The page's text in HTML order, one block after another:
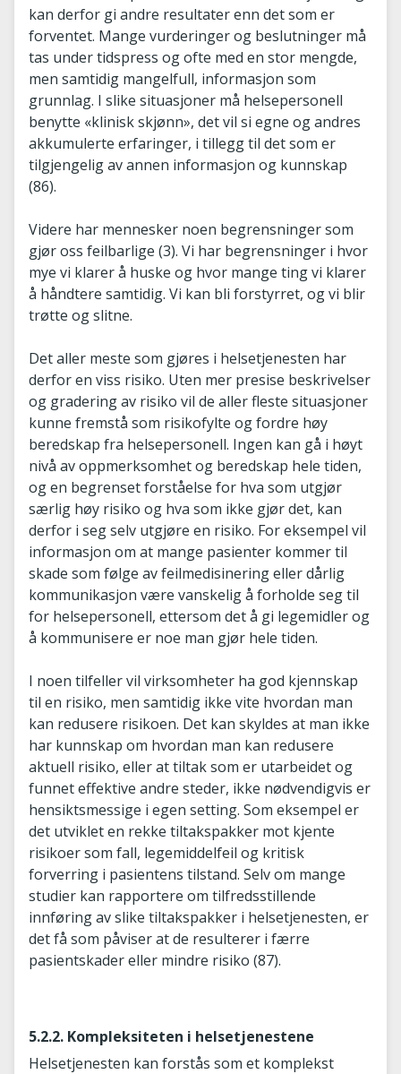
kan derfor gi andre resultater enn det som er
forventet. Mange vurderinger og beslutninger må
tas under tidspress og ofte med en stor mengde,
men samtidig mangelfull, informasjon som
grunnlag. I slike situasjoner må helsepersonell
benytte «klinisk skjønn», det vil si egne og andres
akkumulerte erfaringer, i tillegg til det som er
tilgjengelig av annen informasjon og kunnskap
(86).
Videre har mennesker noen begrensninger som
gjør oss feilbarlige (3). Vi har begrensninger i hvor
mye vi klarer å huske og hvor mange ting vi klarer
å håndtere samtidig. Vi kan bli forstyrret, og vi blir
trøtte og slitne.
Det aller meste som gjøres i helsetjenesten har
derfor en viss risiko. Uten mer presise beskrivelser
og gradering av risiko vil de aller fleste situasjoner
kunne fremstå som risikofylte og fordre høy
beredskap fra helsepersonell. Ingen kan gå i høyt
nivå av oppmerksomhet og beredskap hele tiden,
og en begrenset forståelse for hva som utgjør
særlig høy risiko og hva som ikke gjør det, kan
derfor i seg selv utgjøre en risiko. For eksempel vil
informasjon om at mange pasienter kommer til
skade som følge av feilmedisinering eller dårlig
kommunikasjon være vanskelig å forholde seg til
for helsepersonell, ettersom det å gi legemidler og
å kommunisere er noe man gjør hele tiden.
I noen tilfeller vil virksomheter ha god kjennskap
til en risiko, men samtidig ikke vite hvordan man
kan redusere risikoen. Det kan skyldes at man ikke
har kunnskap om hvordan man kan redusere
aktuell risiko, eller at tiltak som er utarbeidet og
funnet effektive andre steder, ikke nødvendigvis er
hensiktsmessige i egen setting. Som eksempel er
det utviklet en rekke tiltakspakker mot kjente
risikoer som fall, legemiddelfeil og kritisk
forverring i pasientens tilstand. Selv om mange
studier kan rapportere om tilfredsstillende
innføring av slike tiltakspakker i helsetjenesten, er
det få som påviser at de resulterer i færre
pasientskader eller mindre risiko (87).
5.2.2. Kompleksiteten i helsetjenestene
Helsetjenesten kan forstås som et komplekst